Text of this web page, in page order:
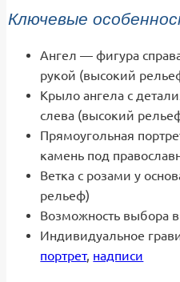
Ключевые
Ангел — фигура
рукой (высокий
Крыло ангела с
слева (высокий
Прямоугольная
камень под
Ветка с розами у
рельеф)
Возможность выбора
Индивидуальное
портрет, надписи